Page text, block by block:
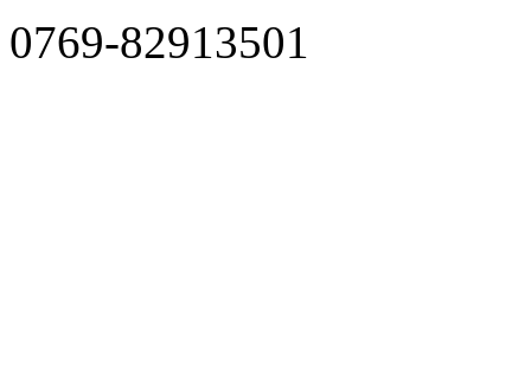
0769-82913501